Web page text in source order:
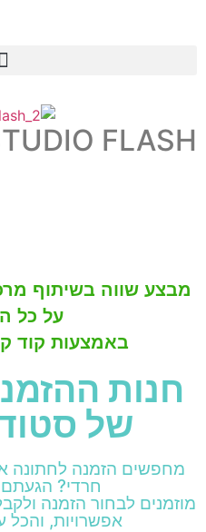
FLASH
על כל
באמצעות קוד
חנות
של
מחפשים הזמנה לחתונה
חרדי? הגעתם
מוזמנים לבחור הזמנה
אפשרויות,